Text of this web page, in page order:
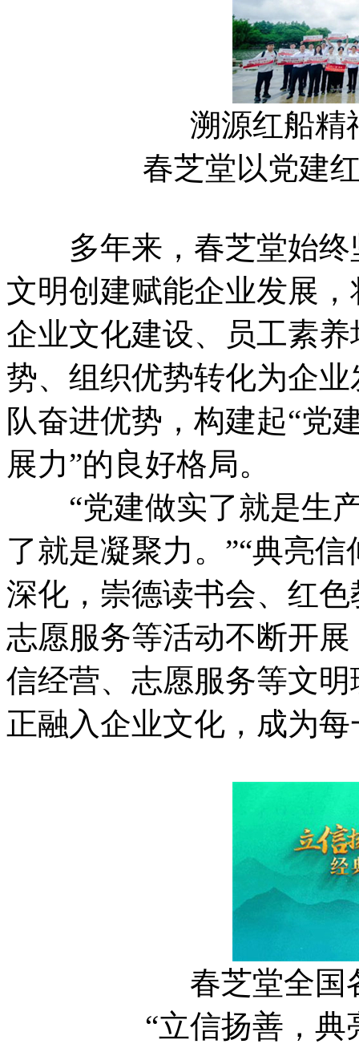
溯源红船精
春芝堂以党建
多年来，春芝堂始终
文明创建赋能企业发展
企业文化建设、员工素
势、组织优势转化为企
队奋进优势，构建起“党
展力”的良好格局。
“党建做实了就是生产
了就是凝聚力。”“典亮
深化，崇德读书会、红
志愿服务等活动不断开
信经营、志愿服务等文
正融入企业文化，成为
春芝堂全国
“立信扬善，典